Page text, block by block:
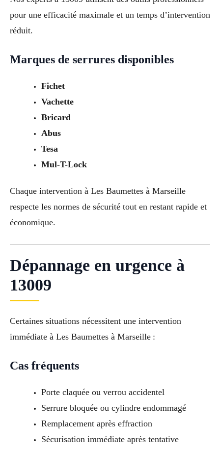
pour une efficacité maximale et un temps d’intervention
réduit.
Marques de serrures disponibles
Fichet
Vachette
Bricard
Abus
Tesa
Mul-T-Lock
Chaque intervention à Les Baumettes à Marseille
respecte les normes de sécurité tout en restant rapide et
économique.
Dépannage en urgence à
13009
Certaines situations nécessitent une intervention
immédiate à Les Baumettes à Marseille :
Cas fréquents
Porte claquée ou verrou accidentel
Serrure bloquée ou cylindre endommagé
Remplacement après effraction
Sécurisation immédiate après tentative